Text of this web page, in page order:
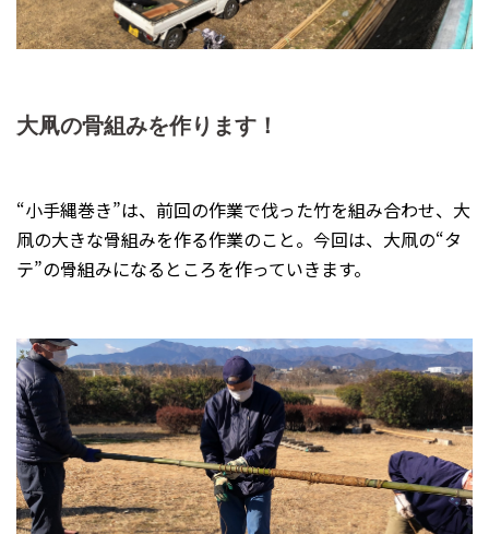
大凧の骨組みを作ります！
“小手縄巻き”は、前回の作業で伐った竹を組み合わせ、大
凧の大きな骨組みを作る作業のこと。今回は、大凧の“タ
テ”の骨組みになるところを作っていきます。